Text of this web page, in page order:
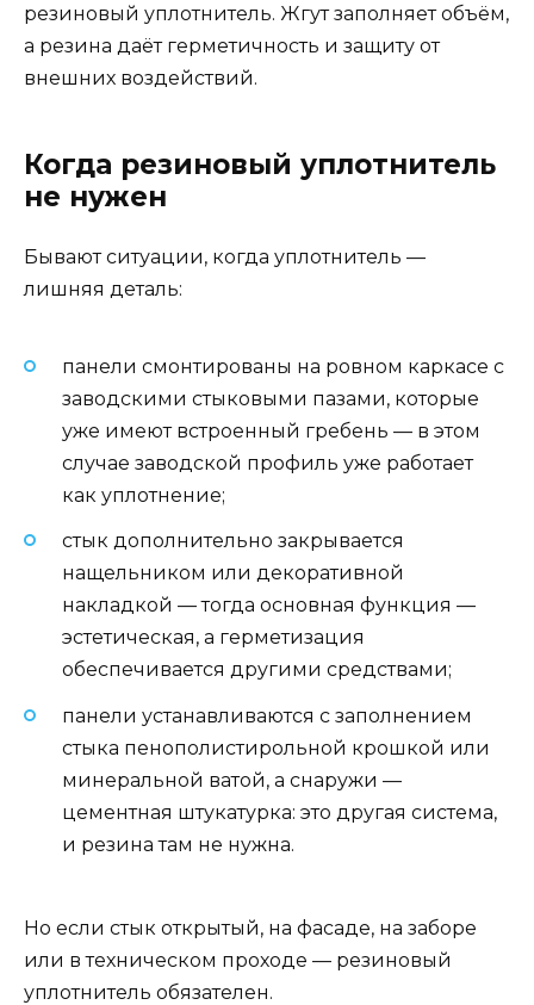
резиновый уплотнитель. Жгут заполняет объём,
а резина даёт герметичность и защиту от
внешних воздействий.
Когда резиновый уплотнитель
не нужен
Бывают ситуации, когда уплотнитель —
лишняя деталь:
панели смонтированы на ровном каркасе с
заводскими стыковыми пазами, которые
уже имеют встроенный гребень — в этом
случае заводской профиль уже работает
как уплотнение;
стык дополнительно закрывается
нащельником или декоративной
накладкой — тогда основная функция —
эстетическая, а герметизация
обеспечивается другими средствами;
панели устанавливаются с заполнением
стыка пенополистирольной крошкой или
минеральной ватой, а снаружи —
цементная штукатурка: это другая система,
и резина там не нужна.
Но если стык открытый, на фасаде, на заборе
или в техническом проходе — резиновый
уплотнитель обязателен.